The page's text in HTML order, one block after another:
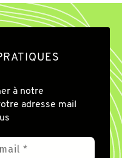
à notre
adresse mail